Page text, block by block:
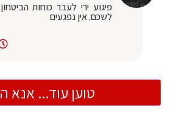
פיגוע ירי לעבר כוחות
לשכם. אין נפגעים
טוען עוד... אנא